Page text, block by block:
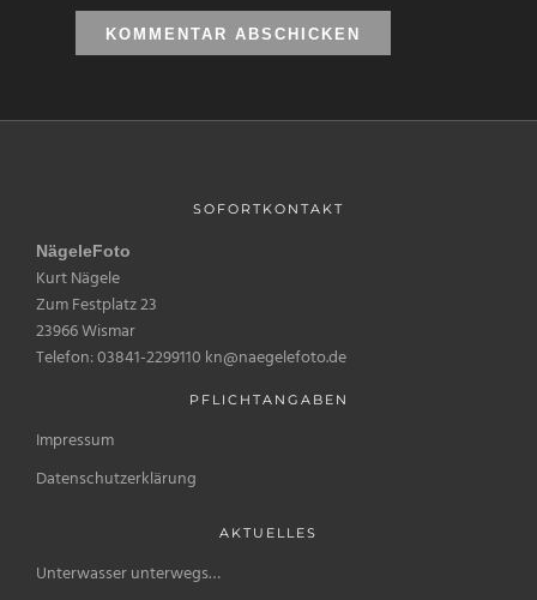
SOFORTKONTAKT
NägeleFoto
Kurt Nägele
Zum Festplatz 23
23966 Wismar
Telefon: 03841-2299110 kn@naegelefoto.de
PFLICHTANGABEN
Impressum
Datenschutzerklärung
AKTUELLES
Unterwasser unterwegs…